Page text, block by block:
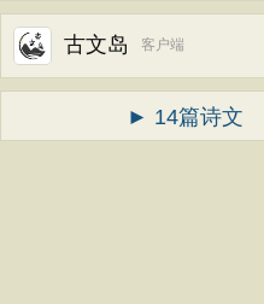
古文岛 客户端
► 14篇诗文